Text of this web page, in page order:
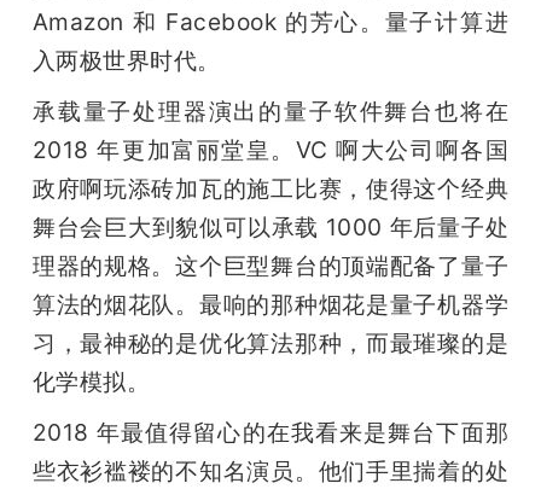
Amazon 和 Facebook 的芳心。量子计算进
入两极世界时代。
承载量子处理器演出的量子软件舞台也将在
2018 年更加富丽堂皇。VC 啊大公司啊各国
政府啊玩添砖加瓦的施工比赛，使得这个经典
舞台会巨大到貌似可以承载 1000 年后量子处
理器的规格。这个巨型舞台的顶端配备了量子
算法的烟花队。最响的那种烟花是量子机器学
习，最神秘的是优化算法那种，而最璀璨的是
化学模拟。
2018 年最值得留心的在我看来是舞台下面那
些衣衫褴褛的不知名演员。他们手里揣着的处